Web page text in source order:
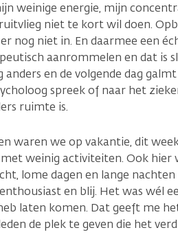
weinige energie, mijn
niet te kort wil doen.
nog niet in. En daarmee een
aanrommelen en dat is
en de volgende dag
spreek of naar het
ruimte is.
waren we op vakantie, dit
weinig activiteiten. Ook
lome dagen en lange
en blij. Het was wél
laten komen. Dat geeft me
de plek te geven die het